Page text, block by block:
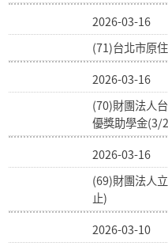
2026-03-16
(71)台北市原
2026-03-16
(70)財團法人
優獎助學金(3/
2026-03-16
(69)財團法人
止)
2026-03-10